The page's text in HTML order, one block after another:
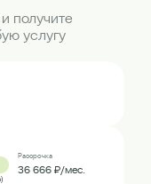
получите
услугу
Рассрочка
36 666 ₽/мес.